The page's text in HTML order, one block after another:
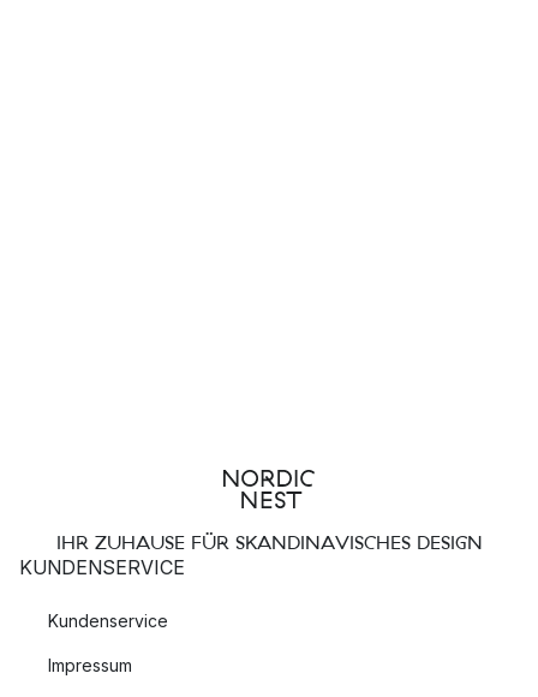
IHR ZUHAUSE FÜR SKANDINAVISCHES DESIGN
KUNDENSERVICE
Kundenservice
Impressum